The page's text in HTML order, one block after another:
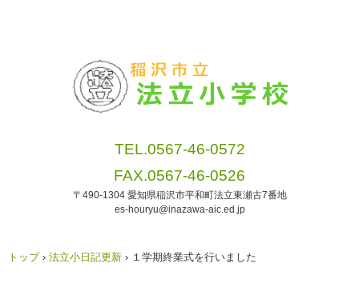
TEL.0567-46-0572
FAX.0567-46-0526
〒490-1304 愛知県稲沢市平和町法立東瀬古7番地
es-houryu@inazawa-aic.ed.jp
トップ › 法立小日記更新 › １学期終業式を行いました